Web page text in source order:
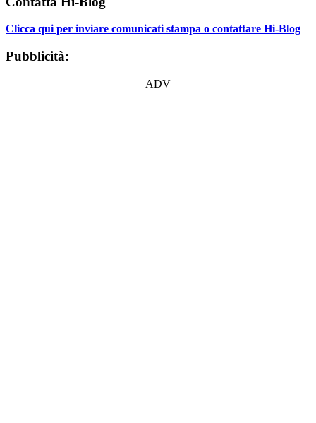
Clicca qui per inviare comunicati stampa o contattare Hi-Blog
Pubblicità:
ADV